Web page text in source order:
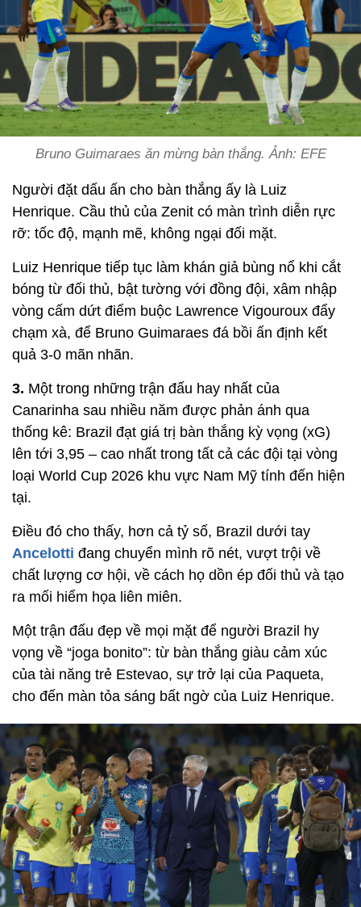
Bruno Guimaraes ăn mừng bàn thắng. Ảnh: EFE
Người đặt dấu ấn cho bàn thắng ấy là Luiz
Henrique. Cầu thủ của Zenit có màn trình diễn rực
rỡ: tốc độ, mạnh mẽ, không ngại đối mặt.
Luiz Henrique tiếp tục làm khán giả bùng nổ khi cắt
bóng từ đối thủ, bật tường với đồng đội, xâm nhập
vòng cấm dứt điểm buộc Lawrence Vigouroux đẩy
chạm xà, để Bruno Guimaraes đá bồi ấn định kết
quả 3-0 mãn nhãn.
3. Một trong những trận đấu hay nhất của
Canarinha sau nhiều năm được phản ánh qua
thống kê: Brazil đạt giá trị bàn thắng kỳ vọng (xG)
lên tới 3,95 – cao nhất trong tất cả các đội tại vòng
loại World Cup 2026 khu vực Nam Mỹ tính đến hiện
tại.
Điều đó cho thấy, hơn cả tỷ số, Brazil dưới tay
Ancelotti đang chuyển mình rõ nét, vượt trội về
chất lượng cơ hội, về cách họ dồn ép đối thủ và tạo
ra mối hiểm họa liên miên.
Một trận đấu đẹp về mọi mặt để người Brazil hy
vọng về “joga bonito”: từ bàn thắng giàu cảm xúc
của tài năng trẻ Estevao, sự trở lại của Paqueta,
cho đến màn tỏa sáng bất ngờ của Luiz Henrique.